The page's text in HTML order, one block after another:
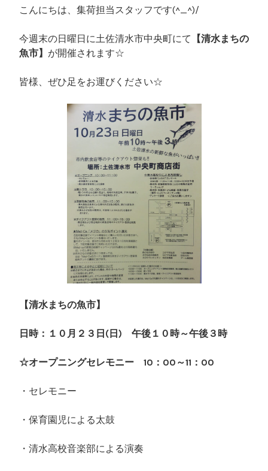
こんにちは、集荷担当スタッフです(^_^)/
今週末の日曜日に土佐清水市中央町にて
【清水まちの
魚市】 が開催されます☆
皆様、ぜひ足をお運びください☆
【清水まちの魚市】
日時：１０月２３日(日) 午後１０時～午後３時
☆オープニングセレモニー 10：00～11：00
・セレモニー
・保育園児による太鼓
・清水高校音楽部による演奏